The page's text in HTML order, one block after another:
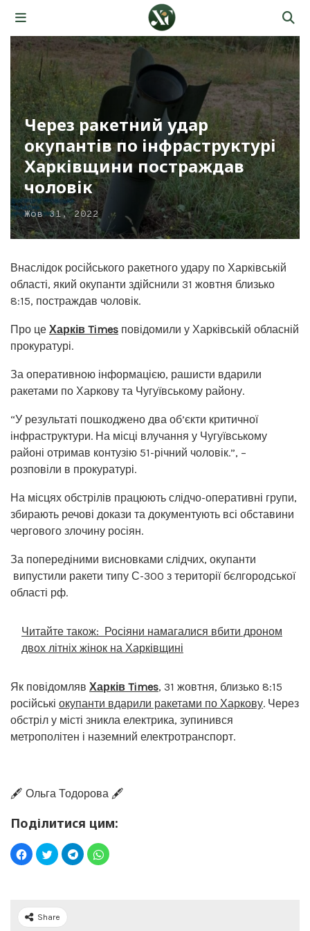
Через ракетний удар
окупантів по інфраструктурі
Харківщини постраждав
чоловік
Жов 31, 2022
Внаслідок російського ракетного удару по Харківській
області, який окупанти здійснили 31 жовтня близько
8:15, постраждав чоловік.
Про це Харків Times повідомили у Харківській обласній
прокуратурі.
За оперативною інформацією, рашисти вдарили
ракетами по Харкову та Чугуївському району.
“У результаті пошкоджено два об’єкти критичної
інфраструктури. На місці влучання у Чугуївському
районі отримав контузію 51-річний чоловік.”, –
розповіли в прокуратурі.
На місцях обстрілів працюють слідчо-оперативні групи,
збирають речові докази та документують всі обставини
чергового злочину росіян.
За попередіними висновками слідчих, окупанти
випустили ракети типу С-300 з території бєлгородської
області рф.
Читайте також: Росіяни намагалися вбити дроном
двох літніх жінок на Харківщині
Як повідомляв Харків Times, 31 жовтня, близько 8:15
російські окупанти вдарили ракетами по Харкову. Через
обстріл у місті зникла електрика, зупинився
метрополітен і наземний електротранспорт.
🖋️ Ольга Тодорова 🖋️
Поділитися цим:
Share